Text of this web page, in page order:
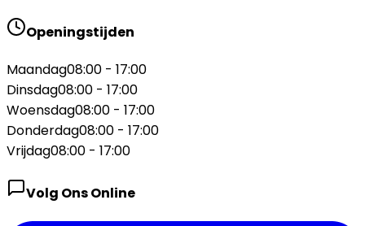
Openingstijden
Maandag08:00 - 17:00
Dinsdag08:00 - 17:00
Woensdag08:00 - 17:00
Donderdag08:00 - 17:00
Vrijdag08:00 - 17:00
Volg Ons Online